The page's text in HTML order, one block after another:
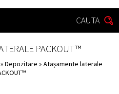
CAUTA
PACKOUT™
» Depozitare » Atașamente laterale